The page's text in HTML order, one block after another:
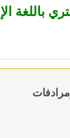
باللغة